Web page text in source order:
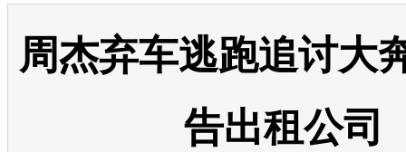
周杰弃车逃跑追讨大
告出租公司